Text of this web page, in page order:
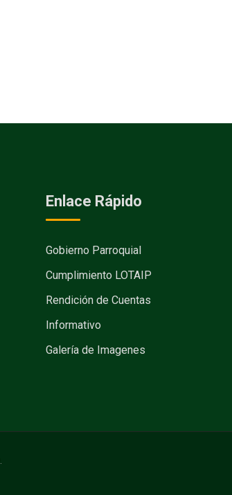
Enlace Rápido
Gobierno Parroquial
Cumplimiento LOTAIP
Rendición de Cuentas
Informativo
Galería de Imagenes